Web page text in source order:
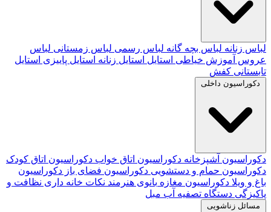
لباس زنانه لباس بچه گانه لباس رسمی لباس زمستانی لباس
عروس آموزش خیاطی استایل استایل زنانه استایل پاییزی استایل
تابستانی کفش
دکوراسیون داخلی
دکوراسیون آشپزخانه دکوراسیون اتاق خواب دکوراسیون اتاق کودک
دکوراسیون حمام و دستشویی دکوراسیون فضای باز دکوراسیون
باغ و ویلا دکوراسیون مغازه بانوی هنرمند نکات خانه داری نظافت و
پاکیزگی دستگاه تصفیه آب مبل
مسائل زناشویی